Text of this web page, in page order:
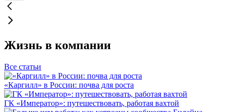
Жизнь в компании
Все статьи
«Каргилл» в России: почва для роста
ГК «Император»: путешествовать, работая вахтой